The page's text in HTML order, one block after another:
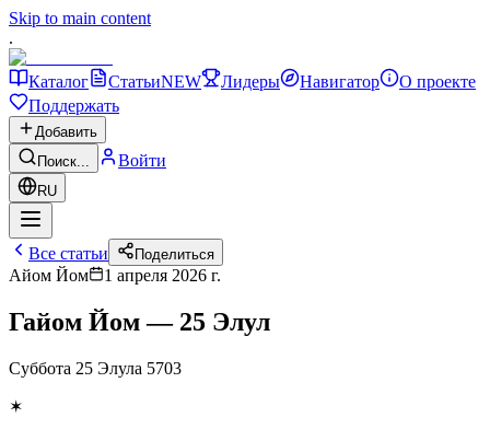
Skip to main content
.
Каталог СтатьиNEW Лидеры Навигатор
О проекте
Поддержать
Добавить
Поиск...
Войти
RU
Все статьи Поделиться
Айом Йом 1 апреля 2026 г.
Гайом Йом — 25 Элул
Суббота 25 Элула 5703
✶